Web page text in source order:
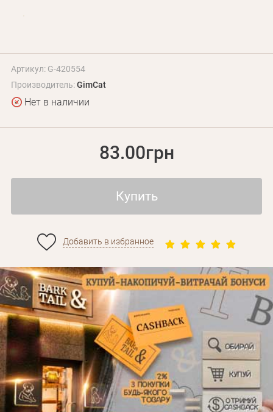
Артикул: G-420554
Производитель:GimCat
Нет в наличии
83.00грн
Купить
Добавить в избранное
Забыли пароль?
Личные данные